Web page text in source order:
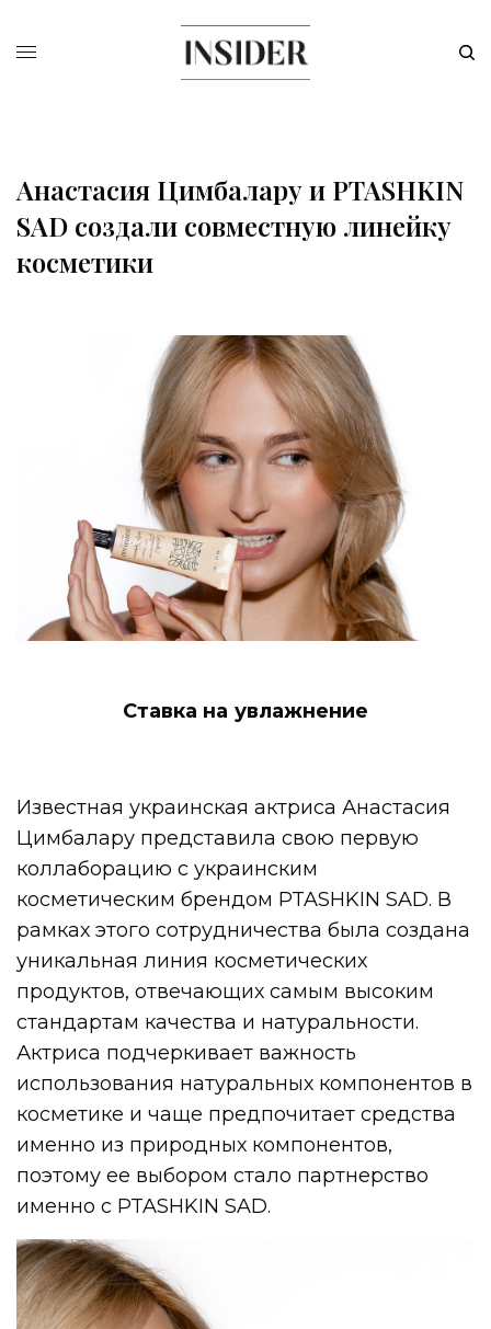
Анастасия Цимбалару и PTASHKIN
SAD создали совместную линейку
косметики
Ставка на увлажнение
Известная украинская актриса Анастасия
Цимбалару представила свою первую
коллаборацию с украинским
косметическим брендом PTASHKIN SAD. В
рамках этого сотрудничества была создана
уникальная линия косметических
продуктов, отвечающих самым высоким
стандартам качества и натуральности.
Актриса подчеркивает важность
использования натуральных компонентов в
косметике и чаще предпочитает средства
именно из природных компонентов,
поэтому ее выбором стало партнерство
именно с PTASHKIN SAD.